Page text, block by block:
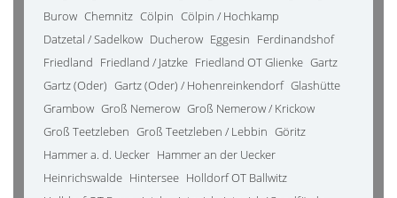
Burow Chemnitz Cölpin Cölpin / Hochkamp
Datzetal / Sadelkow Ducherow Eggesin Ferdinandshof
Friedland Friedland / Jatzke Friedland OT Glienke Gartz
Gartz (Oder) Gartz (Oder) / Hohenreinkendorf Glashütte
Grambow Groß Nemerow Groß Nemerow / Krickow
Groß Teetzleben Groß Teetzleben / Lebbin Göritz
Hammer a. d. Uecker Hammer an der Uecker
Heinrichswalde Hintersee Holldorf OT Ballwitz